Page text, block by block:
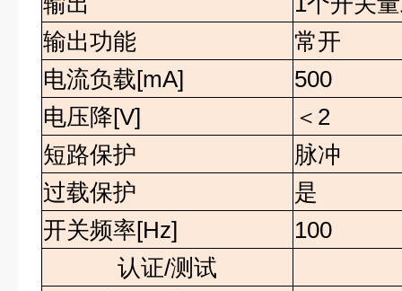
输出功能
常开
电流负载[mA]
500
电压降[V] ＜ 2
短路保护
脉冲
过载保护
是
开关频率[Hz]
100
认证/测试